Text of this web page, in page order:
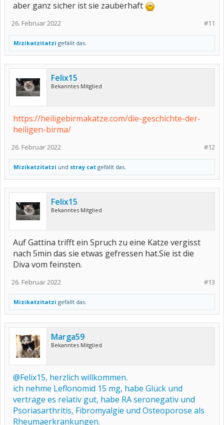
aber ganz sicher ist sie zauberhaft
#11
26. Februar 2022
Mizikatzitatzi gefällt das.
Felix15
Bekanntes Mitglied
https://heiligebirmakatze.com/die-geschichte-der-
heiligen-birma/
#12
26. Februar 2022
Mizikatzitatzi und stray cat gefällt das.
Felix15
Bekanntes Mitglied
Auf Gattina trifft ein Spruch zu eine Katze vergisst
nach 5min das sie etwas gefressen hat.Sie ist die
Diva vom feinsten.
#13
26. Februar 2022
Mizikatzitatzi gefällt das.
Marga59
Bekanntes Mitglied
@Felix15, herzlich willkommen.
ich nehme Leflonomid 15 mg, habe Glück und
vertrage es relativ gut, habe RA seronegativ und
Psoriasarthritis, Fibromyalgie und Osteoporose als
Rheumaerkrankungen.